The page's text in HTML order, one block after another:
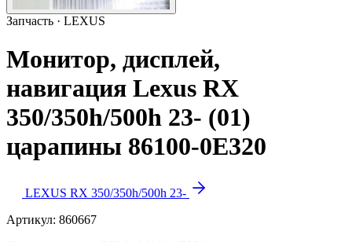
Запчасть · LEXUS
Монитор, дисплей,
навигация Lexus RX
350/350h/500h 23- (01)
царапины 86100-0E320
LEXUS RX 350/350h/500h 23-
Артикул: 860667